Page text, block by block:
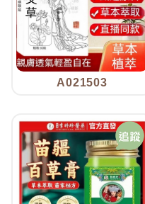
A021503